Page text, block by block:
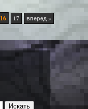
16 17 вперед »